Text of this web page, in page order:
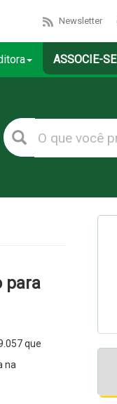
Newsletter
ASSOCIE-SE
para
que
na